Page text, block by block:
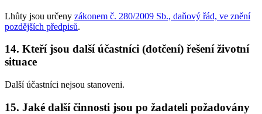
Lhůty jsou určeny zákonem č. 280/2009 Sb., daňový řád, ve znění
pozdějších předpisů.
14. Kteří jsou další účastníci (dotčení) řešení životní
situace
Další účastníci nejsou stanoveni.
15. Jaké další činnosti jsou po žadateli požadovány